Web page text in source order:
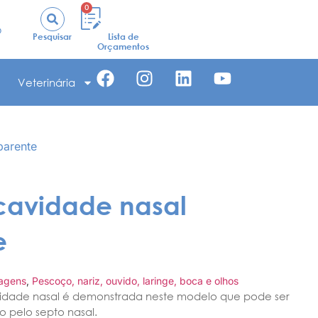
Pesquisar
0
Lista de
Orçamentos
Veterinária
nasal
, Pescoço, nariz, ouvido, laringe, boca e olhos
nasal é demonstrada neste modelo que pode ser
pelo septo nasal.